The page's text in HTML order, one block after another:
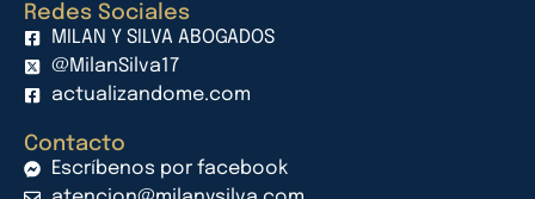
Redes Sociales
MILAN Y SILVA ABOGADOS
@MilanSilva17
actualizandome.com
Contacto
Escríbenos por facebook